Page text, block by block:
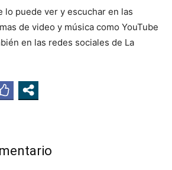
lo puede ver y escuchar en las
de video y música como YouTube
en las redes sociales de La